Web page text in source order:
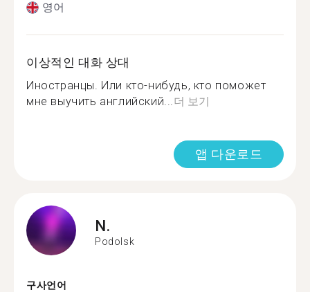
영어
이상적인 대화 상대
Иностранцы. Или кто-нибудь, кто поможет
мне выучить английский...더 보기
앱 다운로드
N.
Podolsk
구사언어